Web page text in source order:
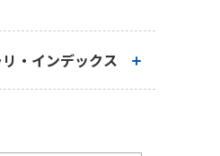
ドシップ活動
の対話
家との対話
・インデックス